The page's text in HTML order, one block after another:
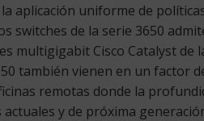
aplicación uniforme de
switches de la serie 3650
multigigabit Cisco Catalyst de
también vienen en un factor
remotas donde la
y de próxima